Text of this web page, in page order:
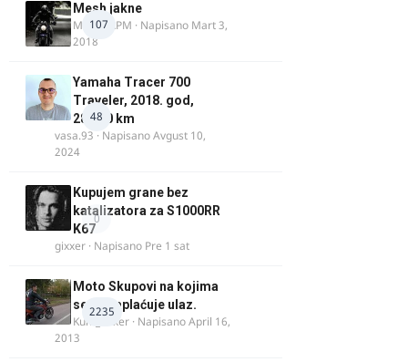
107
Mesh jakne
MostarRPM · Napisano Mart 3,
2018
48
Yamaha Tracer 700
Traveler, 2018. god,
28.100 km
vasa.93 · NapisanoAvgust 10,
2024
0
Kupujem grane bez
katalizatora za S1000RR
K67
gixxer · Napisano Pre 1 sat
2235
Moto Skupovi na kojima
se ne naplaćuje ulaz.
Kum_Mixer · NapisanoApril 16,
2013